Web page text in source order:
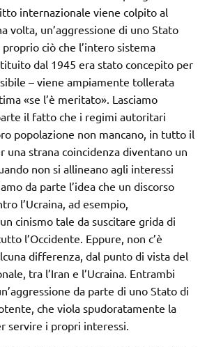
internazionale viene colpito al
volta, un’aggressione di uno Stato
ciò che l’intero sistema
dal 1945 era stato concepito per
– viene ampiamente tollerata
«se l’è meritato». Lasciamo
il fatto che i regimi autoritari
popolazione non mancano, in tutto il
una strana coincidenza diventano un
non si allineano agli interessi
da parte l’idea che un discorso
l’Ucraina, ad esempio,
cinismo tale da suscitare grida di
l’Occidente. Eppure, non c’è
differenza, dal punto di vista del
tra l’Iran e l’Ucraina. Entrambi
da parte di uno Stato di
che viola spudoratamente la
servire i propri interessi.